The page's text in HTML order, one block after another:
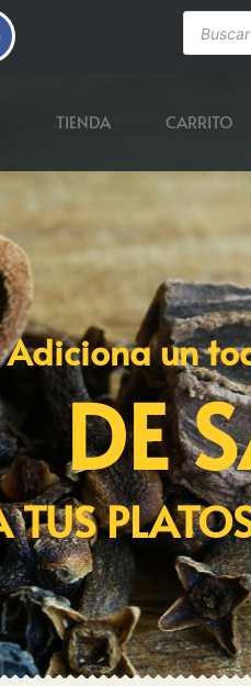
TIENDA CARRITO
Adiciona un
DE
TUS